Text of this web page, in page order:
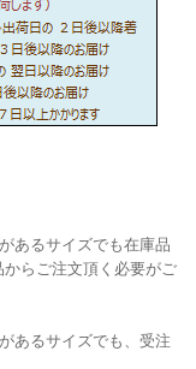
あるサイズでも在庫品
らご注文頂く必要がご
あるサイズでも、受注